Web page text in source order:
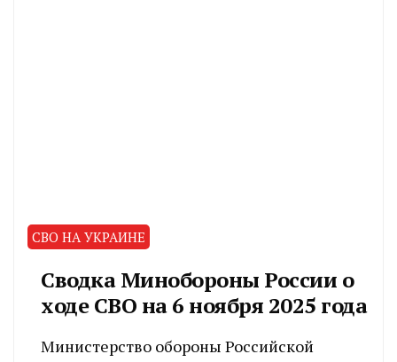
СВО НА УКРАИНЕ
Сводка Минобороны России о
ходе СВО на 6 ноября 2025 года
Министерство обороны Российской